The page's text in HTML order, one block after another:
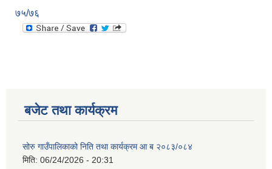
७५/७६
बजेट तथा कार्यक्रम
सोरु गाउँपालिकाको निति तथा कार्यक्रम आ ब २०८३/०८४
मिति: 06/24/2026 - 20:31